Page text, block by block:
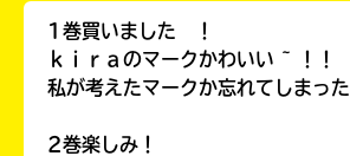
1巻買いました ！
ｋｉｒａのマークかわいい ~ ！！
私が考えたマークか忘れてしまった
2巻楽しみ！